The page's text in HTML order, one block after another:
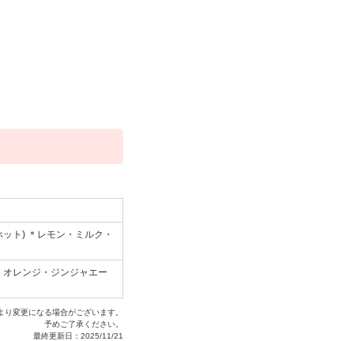
ト) ＊レモン・ミルク・
レンジ・ジンジャエー
変更になる場合がございます。
予めご了承ください。
最終更新日：2025/11/21